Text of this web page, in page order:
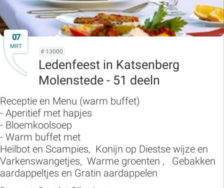
07
MRT
# 13000
Ledenfeest in Katsenberg
Molenstede - 51 deeln
Receptie en Menu (warm buffet)
- Aperitief met hapjes
- Bloemkoolsoep
- Warm buffet met
Heilbot en Scampies, Konijn op Diestse wijze en
Varkenswangetjes, Warme groenten , Gebakken
aardappeltjes en Gratin aardappelen